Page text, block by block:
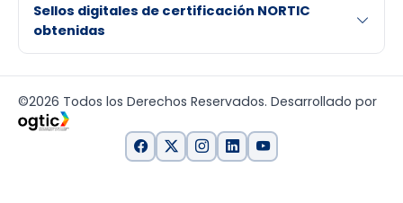
Sellos digitales de certificación NORTIC
obtenidas
©2026 Todos los Derechos Reservados. Desarrollado por